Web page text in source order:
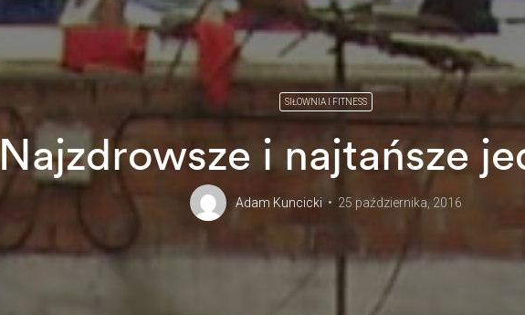
SIŁOWNIA I FITNESS
Najzdrowsze i najtańsze
Adam Kuncicki 25 października, 2016